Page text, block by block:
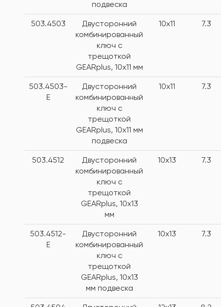
подвеска
503.4503
Двусторонний
комбинированный
ключ с
трещоткой
GEARplus, 10х11 мм
10x11 7.3
503.4503-
E
Двусторонний
комбинированный
ключ с
трещоткой
GEARplus, 10х11 мм
подвеска
10x11 7.3
503.4512
Двусторонний
комбинированный
ключ с
трещоткой
GEARplus, 10х13
мм
10x13 7.3
503.4512-
E
Двусторонний
комбинированный
ключ с
трещоткой
GEARplus, 10х13
мм подвеска
10x13 7.3